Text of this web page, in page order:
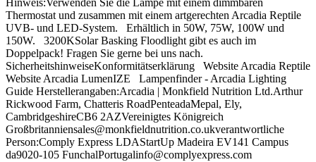
Hinweis:Verwenden Sie die Lampe mit einem dimmbaren
Thermostat und zusammen mit einem artgerechten Arcadia Reptile
UVB- und LED-System. Erhältlich in 50W, 75W, 100W und
150W. 3200KSolar Basking Floodlight gibt es auch im
Doppelpack! Fragen Sie gerne bei uns nach.
SicherheitshinweiseKonformitätserklärung Website Arcadia Reptile
Website Arcadia LumenIZE Lampenfinder - Arcadia Lighting
Guide Herstellerangaben:Arcadia | Monkfield Nutrition Ltd.Arthur
Rickwood Farm, Chatteris RoadPenteadaMepal, Ely,
CambridgeshireCB6 2AZVereinigtes Königreich
Großbritanniensales@monkfieldnutrition.co.ukverantwortliche
Person:Comply Express LDAStartUp Madeira EV141 Campus
da9020-105 FunchalPortugalinfo@complyexpress.com